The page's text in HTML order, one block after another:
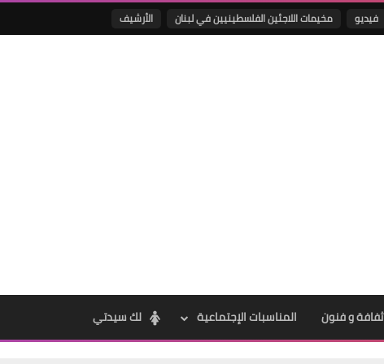
فيديو مخيمات اللاجئين الفلسطينيين في لبنان الأرشيف
ثفافة و فنون المناسبات الإجتماعية لك سيدتي